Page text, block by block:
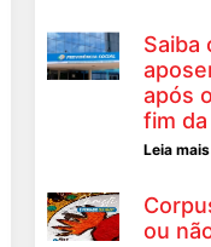
Saiba
após
fim
Leia
ou